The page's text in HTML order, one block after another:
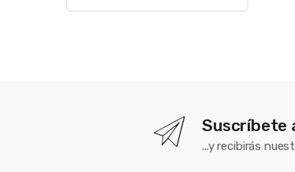
Suscríbete
...y recibirás